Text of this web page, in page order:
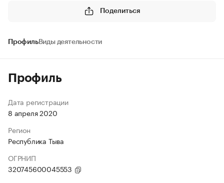
Поделиться
ПрофильВиды деятельности
Профиль
Дата регистрации
8 апреля 2020
Регион
Республика Тыва
ОГРНИП
320745600045553